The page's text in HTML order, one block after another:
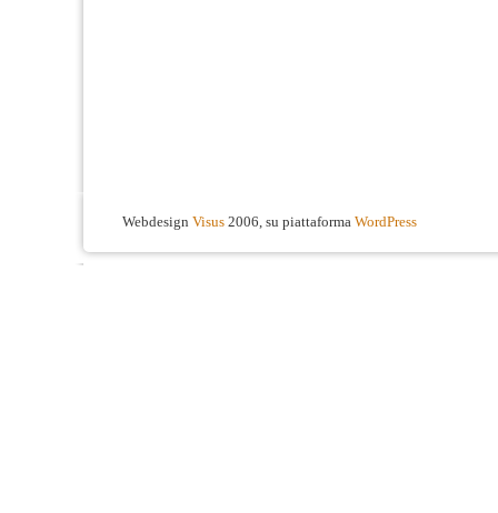
Webdesign Visus 2006, su piattaforma WordPress